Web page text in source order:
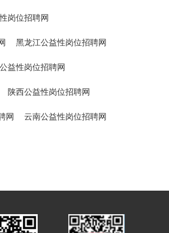
岗位招聘网
黑龙江公益性岗位招聘网
益性岗位招聘网
陕西公益性岗位招聘网
网 云南公益性岗位招聘网